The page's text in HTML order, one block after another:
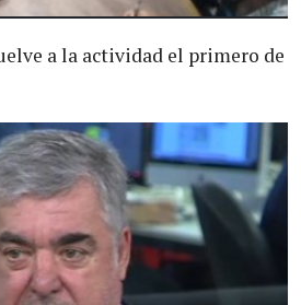
a la actividad el primero de